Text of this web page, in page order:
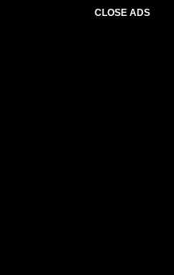
CLOSE ADS